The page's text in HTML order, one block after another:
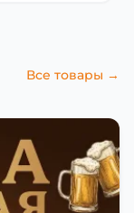
Все товары →